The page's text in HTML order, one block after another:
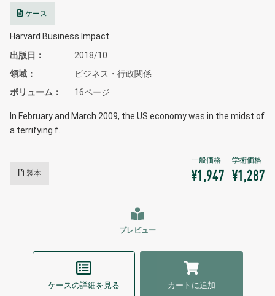
ケース
Harvard Business Impact
出版日
2018/10
領域
ビジネス・行政関係
ボリューム
16ページ
In February and March 2009, the US economy was in the midst of
a terrifying f…
製本 ¥1,947 ¥1,287
プレビュー
ケースの詳細を見る カートに追加